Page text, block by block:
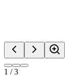
1 /3